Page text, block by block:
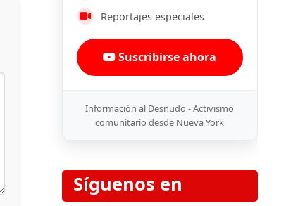
Reportajes especiales
Suscribirse ahora
Información al Desnudo - Activismo
comunitario desde Nueva York
Síguenos en